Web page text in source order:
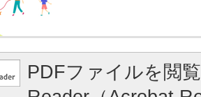
PDFファイルを閲